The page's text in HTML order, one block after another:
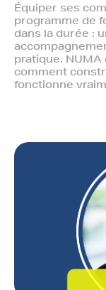
Équiper ses
programme de
dans la durée :
pratique.
comment
fonctionne